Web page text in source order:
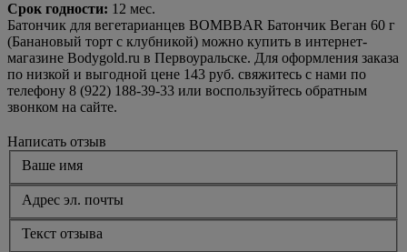
Срок годности: 12 мес.
Батончик для вегетарианцев BOMBBAR Батончик Веган 60 г
(Банановый торт с клубникой) можно купить в интернет-
магазине Bodygold.ru в Первоуральске. Для оформления заказа
по низкой и выгодной цене 143 руб. свяжитесь с нами по
телефону 8 (922) 188-39-33 или воспользуйтесь обратным
звонком на сайте.
Написать отзыв
Ваше имя
Адрес эл. почты
Текст отзыва